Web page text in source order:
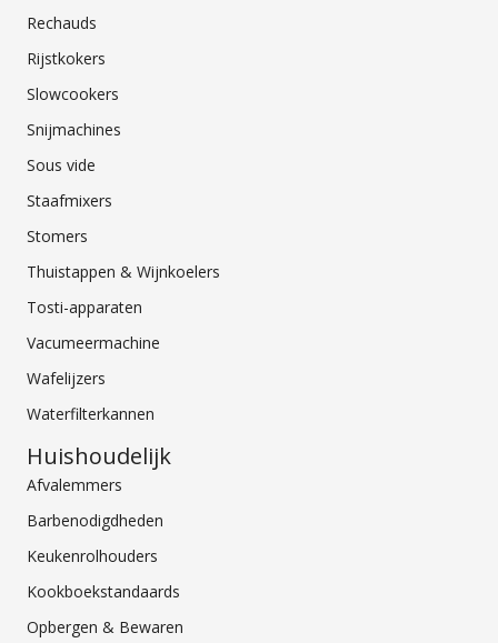
Rechauds
Rijstkokers
Slowcookers
Snijmachines
Sous vide
Staafmixers
Stomers
Thuistappen & Wijnkoelers
Tosti-apparaten
Vacumeermachine
Wafelijzers
Waterfilterkannen
Huishoudelijk
Afvalemmers
Barbenodigdheden
Keukenrolhouders
Kookboekstandaards
Opbergen & Bewaren